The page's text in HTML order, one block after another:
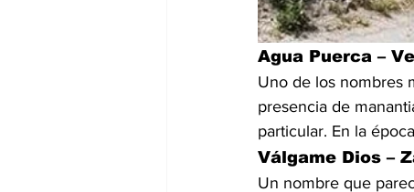
Agua Puerca –
Uno de los nombres
presencia de
particular. En la
Válgame Dios –
Un nombre que